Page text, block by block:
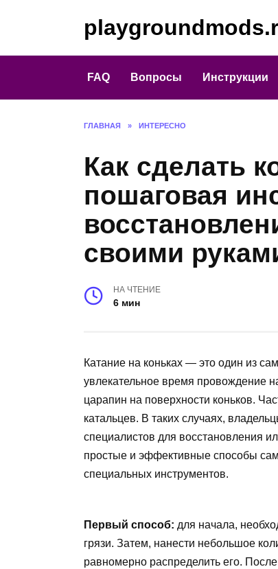
FAQ Вопросы Инструкции
ГЛАВНАЯ » ИНТЕРЕСНО
Как сделать
пошаговая
своими
НА ЧТЕНИЕ
6 мин
Катание на коньках — это один из
увлекательное время провождение
царапин на поверхности коньков.
катальцев. В таких случаях,
специалистов для восстановления
простые и эффективные способы
специальных инструментов.
Первый способ: для начала,
грязи. Затем, нанести небольшое
равномерно распределить его.